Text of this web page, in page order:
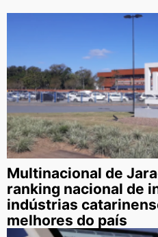
Multinacional de
ranking nacional de
indústrias
melhores do país